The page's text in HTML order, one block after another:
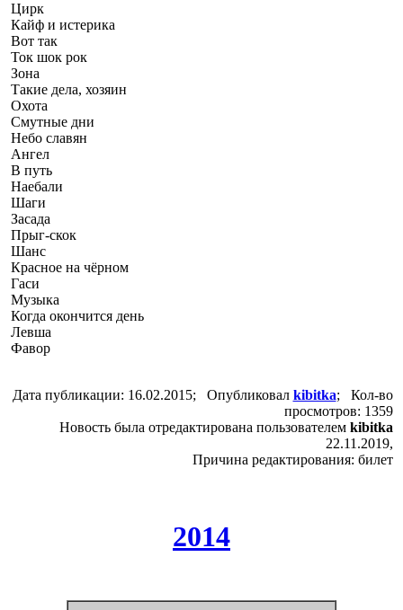
Цирк
Кайф и истерика
Вот так
Ток шок рок
Зона
Такие дела, хозяин
Охота
Смутные дни
Небо славян
Ангел
В путь
Наебали
Шаги
Засада
Прыг-скок
Шанс
Красное на чёрном
Гаси
Музыка
Когда окончится день
Левша
Фавор
Дата публикации: 16.02.2015; Опубликовал kibitka; Кол-во
просмотров: 1359
Новость была отредактирована пользователем kibitka
22.11.2019,
Причина редактирования: билет
2014